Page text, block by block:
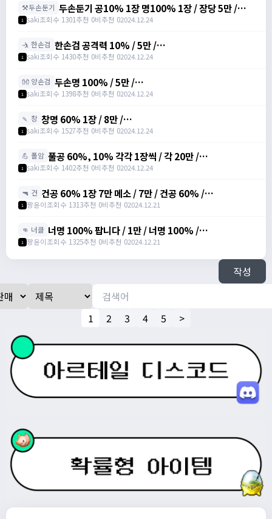
⚒️두손둔기 두손둔기 공10% 1장 명100% 1장 / 장당 5만 /
https://open.kakao.com/o/sREW1M6g
1 saki조회수 1301추천 0비추천 02024.12.24
🤺 한손검 한손검 공격력 10% / 5만 /
https://open.kakao.com/o/sREW1M6g
1 saki조회수 1430추천 0비추천 02024.12.24
👐 양손검 두손명 100% / 5만 /
https://open.kakao.com/o/sREW1M6g
1 saki조회수 1398추천 0비추천 02024.12.24
🍡 창 창명 60% 1장 / 8만 /
https://open.kakao.com/o/sREW1M6g
1 saki조회수 1527추천 0비추천 02024.12.24
💪 폴암 풀공 60%, 10% 각각 1장씩 / 각 20만 /
https://open.kakao.com/o/sREW1M6g
1 saki조회수 1402추천 0비추천 02024.12.24
🔫 건 건공 60% 1장 7만 메소 / 7만 / 건공 60% /
https://open.kakao.com/o/szTBqf6g
1 팡윤이조회수 1313추천 0비추천 02024.12.21
👊 너클 너명 100% 팝니다 / 1만 / 너명 100% /
https://open.kakao.com/o/szTBqf6g
1 팡윤이조회수 1325추천 0비추천 02024.12.21
작성
1 2 3 4 5 >